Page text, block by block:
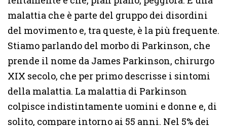
malattia che è parte del gruppo dei disordini
del movimento e, tra queste, è la più frequente.
Stiamo parlando del morbo di Parkinson, che
prende il nome da James Parkinson, chirurgo
XIX secolo, che per primo descrisse i sintomi
della malattia. La malattia di Parkinson
colpisce indistintamente uomini e donne e, di
solito, compare intorno ai 55 anni. Nel 5% dei